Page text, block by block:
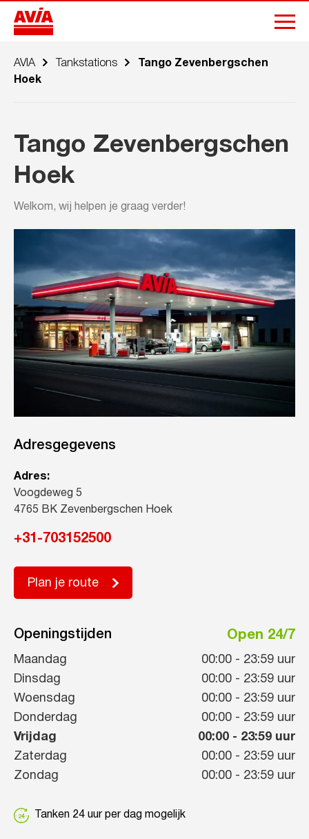
AVIA Tankstations
Tango Zevenbergschen
Hoek
Tango Zevenbergschen
Hoek
Welkom, wij helpen je graag verder!
Adresgegevens
Adres:
Voogdeweg 5
4765 BK Zevenbergschen Hoek
+31-703152500
Plan je route
Openingstijden Open 24/7
Maandag 00:00 - 23:59 uur
Dinsdag
00:00 - 23:59 uur
Woensdag
00:00 - 23:59 uur
Donderdag
00:00 - 23:59 uur
Vrijdag
00:00 - 23:59 uur
Zaterdag
00:00 - 23:59 uur
Zondag
00:00 - 23:59 uur
Tanken 24 uur per dag mogelijk